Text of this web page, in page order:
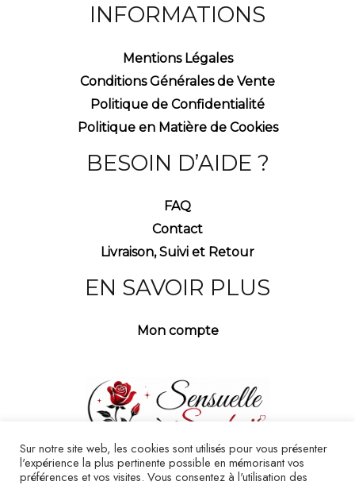
INFORMATIONS
Mentions Légales
Conditions Générales de Vente
Politique de Confidentialité
Politique en Matière de Cookies
BESOIN D’AIDE ?
FAQ
Contact
Livraison, Suivi et Retour
EN SAVOIR PLUS
Mon compte
Sur notre site web, les cookies sont utilisés pour vous présenter
l'expérience la plus pertinente possible en mémorisant vos
préférences et vos visites. Vous consentez à l'utilisation des